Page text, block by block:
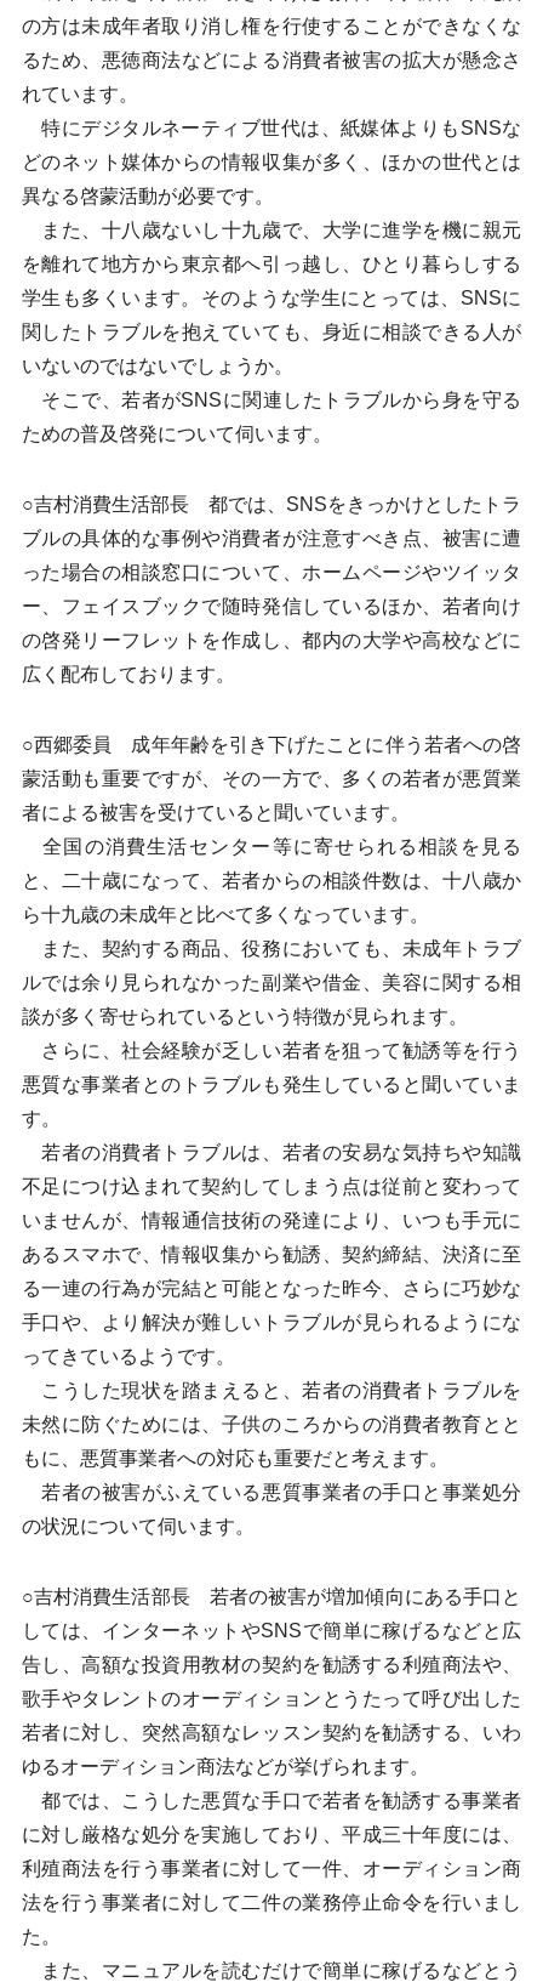
の方は未成年者取り消し権を行使することができなくな
るため、悪徳商法などによる消費者被害の拡大が懸念さ
れています。
特にデジタルネーティブ世代は、紙媒体よりもSNSな
どのネット媒体からの情報収集が多く、ほかの世代とは
異なる啓蒙活動が必要です。
また、十八歳ないし十九歳で、大学に進学を機に親元
を離れて地方から東京都へ引っ越し、ひとり暮らしする
学生も多くいます。そのような学生にとっては、SNSに
関したトラブルを抱えていても、身近に相談できる人が
いないのではないでしょうか。
そこで、若者がSNSに関連したトラブルから身を守る
ための普及啓発について伺います。
○吉村消費生活部長 都では、SNSをきっかけとしたトラ
ブルの具体的な事例や消費者が注意すべき点、被害に遭
った場合の相談窓口について、ホームページやツイッタ
ー、フェイスブックで随時発信しているほか、若者向け
の啓発リーフレットを作成し、都内の大学や高校などに
広く配布しております。
○西郷委員 成年年齢を引き下げたことに伴う若者への啓
蒙活動も重要ですが、その一方で、多くの若者が悪質業
者による被害を受けていると聞いています。
全国の消費生活センター等に寄せられる相談を見る
と、二十歳になって、若者からの相談件数は、十八歳か
ら十九歳の未成年と比べて多くなっています。
また、契約する商品、役務においても、未成年トラブ
ルでは余り見られなかった副業や借金、美容に関する相
談が多く寄せられているという特徴が見られます。
さらに、社会経験が乏しい若者を狙って勧誘等を行う
悪質な事業者とのトラブルも発生していると聞いていま
す。
若者の消費者トラブルは、若者の安易な気持ちや知識
不足につけ込まれて契約してしまう点は従前と変わって
いませんが、情報通信技術の発達により、いつも手元に
あるスマホで、情報収集から勧誘、契約締結、決済に至
る一連の行為が完結と可能となった昨今、さらに巧妙な
手口や、より解決が難しいトラブルが見られるようにな
ってきているようです。
こうした現状を踏まえると、若者の消費者トラブルを
未然に防ぐためには、子供のころからの消費者教育とと
もに、悪質事業者への対応も重要だと考えます。
若者の被害がふえている悪質事業者の手口と事業処分
の状況について伺います。
○吉村消費生活部長 若者の被害が増加傾向にある手口と
しては、インターネットやSNSで簡単に稼げるなどと広
告し、高額な投資用教材の契約を勧誘する利殖商法や、
歌手やタレントのオーディションとうたって呼び出した
若者に対し、突然高額なレッスン契約を勧誘する、いわ
ゆるオーディション商法などが挙げられます。
都では、こうした悪質な手口で若者を勧誘する事業者
に対し厳格な処分を実施しており、平成三十年度には、
利殖商法を行う事業者に対して一件、オーディション商
法を行う事業者に対して二件の業務停止命令を行いまし
た。
また、マニュアルを読むだけで簡単に稼げるなどとう